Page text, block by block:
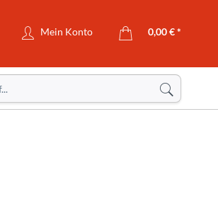
Mein Konto 0,00 € *